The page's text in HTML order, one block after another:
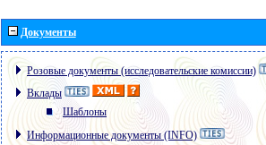
Документы
Розовые документы (исследовательские комиссии)
Вклады
Шаблоны
Информационные документы (INFO)